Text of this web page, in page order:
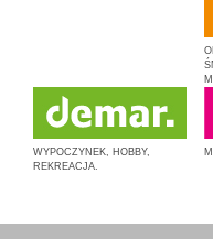
WYPOCZYNEK, HOBBY,
REKREACJA.